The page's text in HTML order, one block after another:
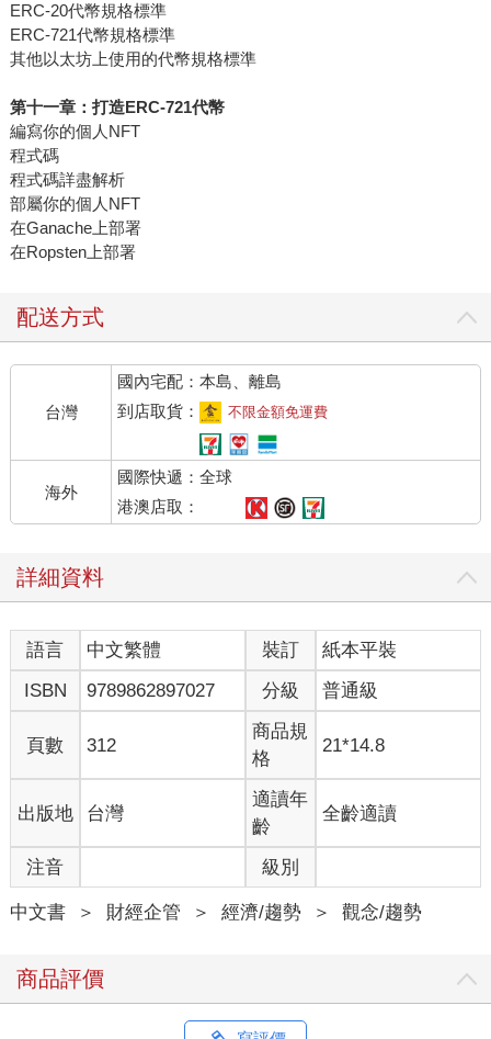
ERC-20代幣規格標準
ERC-721代幣規格標準
其他以太坊上使用的代幣規格標準
第十一章：打造ERC-721代幣
編寫你的個人NFT
程式碼
程式碼詳盡解析
部屬你的個人NFT
在Ganache上部署
在Ropsten上部署
配送方式
台灣
國內宅配：本島、離島
到店取貨：
不限金額免運費
海外
國際快遞：全球
港澳店取：
詳細資料
語言 中文繁體 裝訂
紙本平裝
ISBN
9789862897027 分級 普通級
頁數 312
商品規
格
21*14.8
出版地 台灣
適讀年
齡
全齡適讀
注音 級別
中文書 ＞ 財經企管 ＞ 經濟/趨勢 ＞ 觀念/趨勢
商品評價